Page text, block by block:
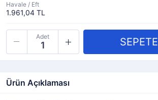
Havale / Eft
1.961,04 TL
Adet
Ürün Açıklaması